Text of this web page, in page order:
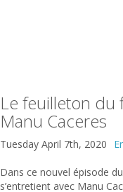
Le feuilleton du
Manu Caceres
Tuesday April 7th, 2020
Dans ce nouvel épisode
s’entretient avec Manu